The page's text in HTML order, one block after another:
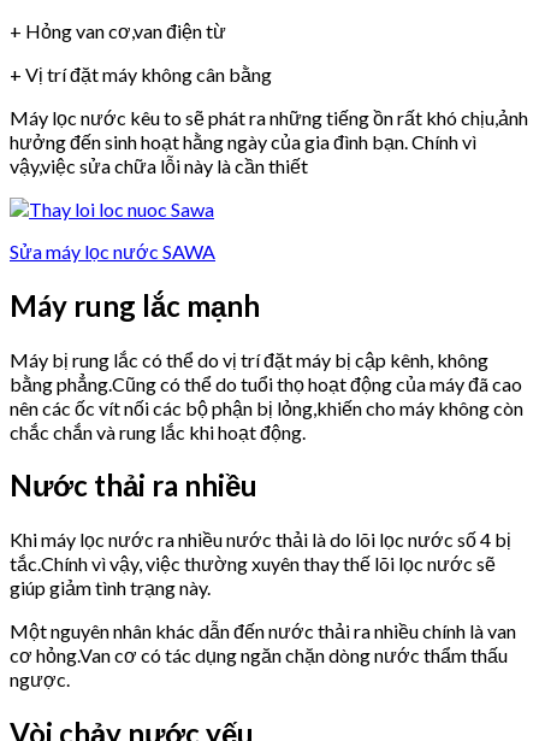
+ Hỏng van cơ,van điện từ
+ Vị trí đặt máy không cân bằng
Máy lọc nước kêu to sẽ phát ra những tiếng ồn rất khó chịu,ảnh
hưởng đến sinh hoạt hằng ngày của gia đình bạn. Chính vì
vậy,việc sửa chữa lỗi này là cần thiết
Sửa máy lọc nước SAWA
Máy rung lắc mạnh
Máy bị rung lắc có thể do vị trí đặt máy bị cập kênh, không
bằng phẳng.Cũng có thể do tuổi thọ hoạt động của máy đã cao
nên các ốc vít nối các bộ phận bị lỏng,khiến cho máy không còn
chắc chắn và rung lắc khi hoạt động.
Nước thải ra nhiều
Khi máy lọc nước ra nhiều nước thải là do lõi lọc nước số 4 bị
tắc.Chính vì vậy, việc thường xuyên thay thế lõi lọc nước sẽ
giúp giảm tình trạng này.
Một nguyên nhân khác dẫn đến nước thải ra nhiều chính là van
cơ hỏng.Van cơ có tác dụng ngăn chặn dòng nước thẩm thấu
ngược.
Vòi chảy nước yếu